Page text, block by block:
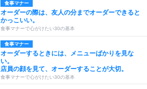
食事マナー
オーダーの際は、友人の分までオーダーできると
かっこいい。
食事マナーで心がけたい30の基本
食事マナー
オーダーするときには、メニューばかりを見な
い。
店員の顔を見て、オーダーすることが大切。
食事マナーで心がけたい30の基本